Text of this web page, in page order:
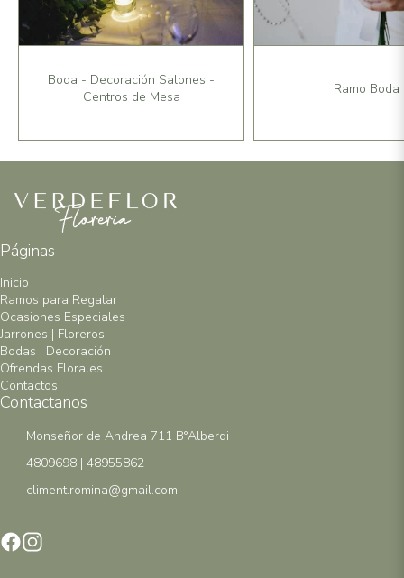
Boda - Decoración Salones -
Centros de Mesa
Ramo Boda
Páginas
Inicio
Ramos para Regalar
Ocasiones Especiales
Jarrones | Floreros
Bodas | Decoración
Ofrendas Florales
Contactos
Contactanos
Monseñor de Andrea 711 B°Alberdi
4809698 | 48955862
climent.romina@gmail.com